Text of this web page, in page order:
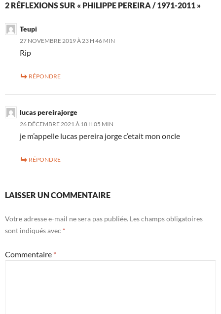
2 RÉFLEXIONS SUR « PHILIPPE PEREIRA / 1971-2011 »
Teupi
27 NOVEMBRE 2019 À 23 H 46 MIN
Rip
RÉPONDRE
lucas pereirajorge
26 DÉCEMBRE 2021 À 18 H 05 MIN
je m’appelle lucas pereira jorge c’etait mon oncle
RÉPONDRE
LAISSER UN COMMENTAIRE
Votre adresse e-mail ne sera pas publiée. Les champs obligatoires
sont indiqués avec *
Commentaire *